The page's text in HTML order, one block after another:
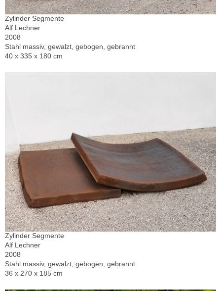
Zylinder Segmente
Alf Lechner
2008
Stahl massiv, gewalzt, gebogen, gebrannt
40 x 335 x 180 cm
Zylinder Segmente
Alf Lechner
2008
Stahl massiv, gewalzt, gebogen, gebrannt
36 x 270 x 185 cm